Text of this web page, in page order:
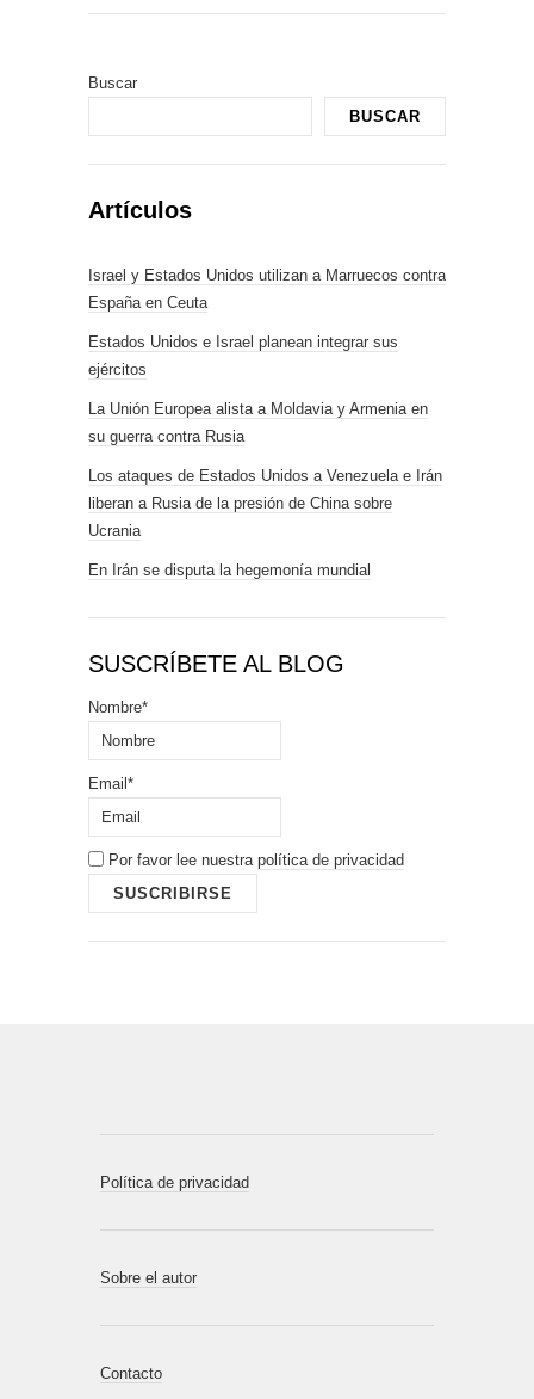
Buscar
BUSCAR
Artículos
Israel y Estados Unidos utilizan a Marruecos contra
España en Ceuta
Estados Unidos e Israel planean integrar sus
ejércitos
La Unión Europea alista a Moldavia y Armenia en
su guerra contra Rusia
Los ataques de Estados Unidos a Venezuela e Irán
liberan a Rusia de la presión de China sobre
Ucrania
En Irán se disputa la hegemonía mundial
SUSCRÍBETE AL BLOG
Nombre*
Email*
Por favor lee nuestra política de privacidad
Política de privacidad
Sobre el autor
Contacto